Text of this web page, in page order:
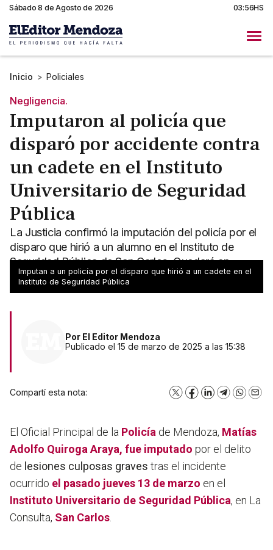
Sábado 8 de Agosto de 2026 03:56HS
Inicio > Policiales
Negligencia.
Imputaron al policía que
disparó por accidente contra
un cadete en el Instituto
Universitario de Seguridad
Pública
La Justicia confirmó la imputación del policía por el
disparo que hirió a un alumno en el Instituto de
Seguridad Pública de San Carlos. Quedará en
libertad
Imputan a un policía por el disparo que hirió a un cadete en el
Instituto de Seguridad Pública
Por El Editor Mendoza
Publicado el 15 de marzo de 2025 a las 15:38
Compartí esta nota: X Facebook
LinkedInTelegram
El Oficial Principal de la Policía de Mendoza, Matías
Adolfo Quiroga Araya, fue imputado por el delito
de lesiones culposas graves tras el incidente
ocurrido el pasado jueves 13 de marzo en el
Instituto Universitario de Seguridad Pública, en La
Consulta, San Carlos